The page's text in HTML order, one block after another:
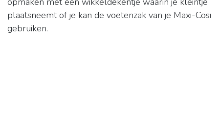
plaatsneemt of je kan de voetenzak van je Maxi-Cosi
gebruiken.